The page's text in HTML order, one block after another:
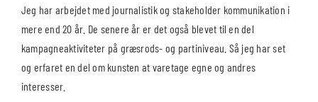
Jeg har arbejdet med journalistik og stakeholder kommunikation i
mere end 20 år. De senere år er det også blevet til en del
kampagneaktiviteter på græsrods- og partiniveau. Så jeg har set
og erfaret en del om kunsten at varetage egne og andres
interesser.